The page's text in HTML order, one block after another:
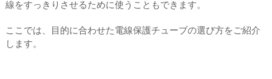
線をすっきりさせるために使うこともできます。
ここでは、目的に合わせた電線保護チューブの選び方をご紹介
します。